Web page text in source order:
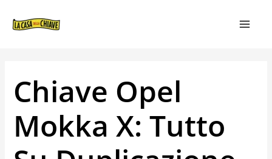
Chiave Opel
Mokka X: Tutto
ARTICOLI